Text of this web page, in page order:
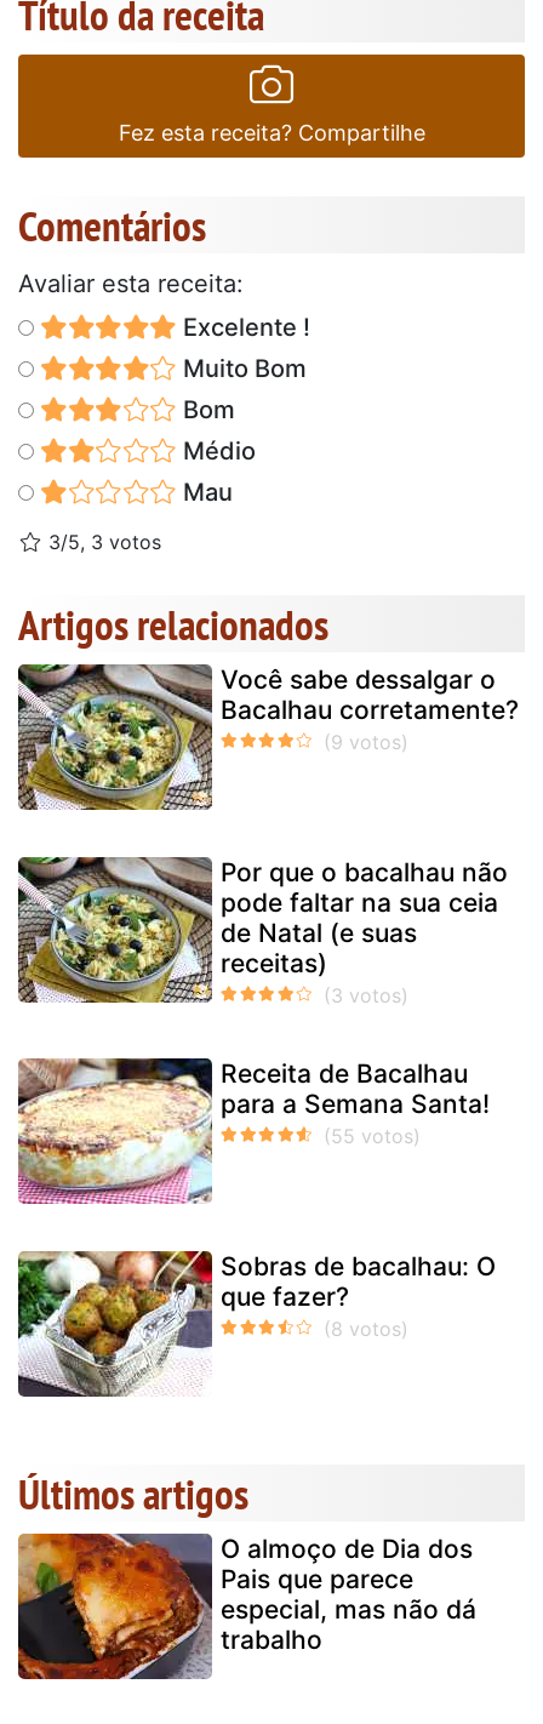
Título da receita
Fez esta receita? Compartilhe
Comentários
Avaliar esta receita:
Excelente !
Muito Bom
Bom
Médio
Mau
3/5, 3 votos
Artigos relacionados
Você sabe dessalgar o
Bacalhau corretamente?
Por que o bacalhau não
pode faltar na sua ceia
de Natal (e suas
receitas)
Receita de Bacalhau
para a Semana Santa!
Sobras de bacalhau: O
que fazer?
Últimos artigos
O almoço de Dia dos
Pais que parece
especial, mas não dá
trabalho